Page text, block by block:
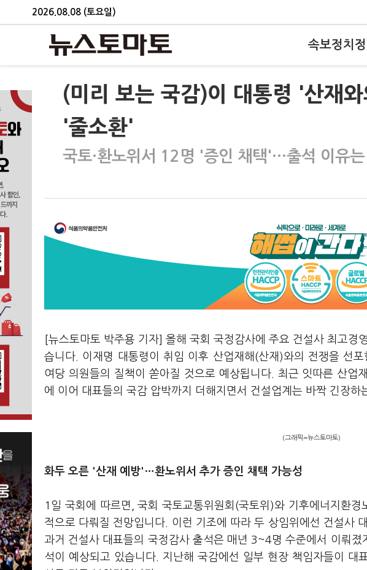
2026.08.08 (토요일)
속보정치
(미리 보는 국감)이 대통령 '산재
'줄소환'
국토·환노위서 12명 '증인 채택'…출석 이유
[뉴스토마토 박주용 기자] 올해 국회 국정감사에 주요 건설사 최고경
습니다. 이재명 대통령이 취임 이후 산업재해(산재)와의 전쟁을 선
여당 의원들의 질책이 쏟아질 것으로 예상됩니다. 최근 잇따른 산업
에 이어 대표들의 국감 압박까지 더해지면서 건설업계는 바짝 긴장하
(그래픽=뉴스토마토)
화두 오른 '산재 예방'…환노위서 추가 증인 채택 가능성
1일 국회에 따르면, 국회 국토교통위원회(국토위)와 기후에너지환
적으로 다뤄질 전망입니다. 이런 기조에 따라 두 상임위에선 건설사
과거 건설사 대표들의 국정감사 출석은 매년 3~4명 수준에서 이뤄
석이 예상되고 있습니다. 지난해 국감에선 일부 현장 책임자들이 대